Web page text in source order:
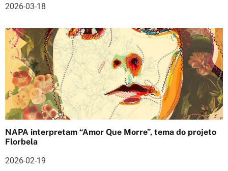
2026-03-18
NAPA interpretam “Amor Que Morre”, tema do projeto
Florbela
2026-02-19